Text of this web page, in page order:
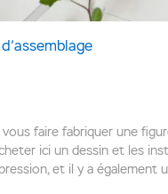
faire fabriquer une
ici un dessin et les
et il y a